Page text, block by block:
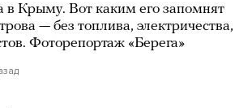
в Крыму. Вот каким его запомнят
— без топлива, электричества,
Фоторепортаж «Берега»